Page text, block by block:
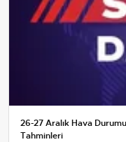
26-27 Aralık Hava
Tahminleri